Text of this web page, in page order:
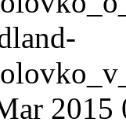
2015